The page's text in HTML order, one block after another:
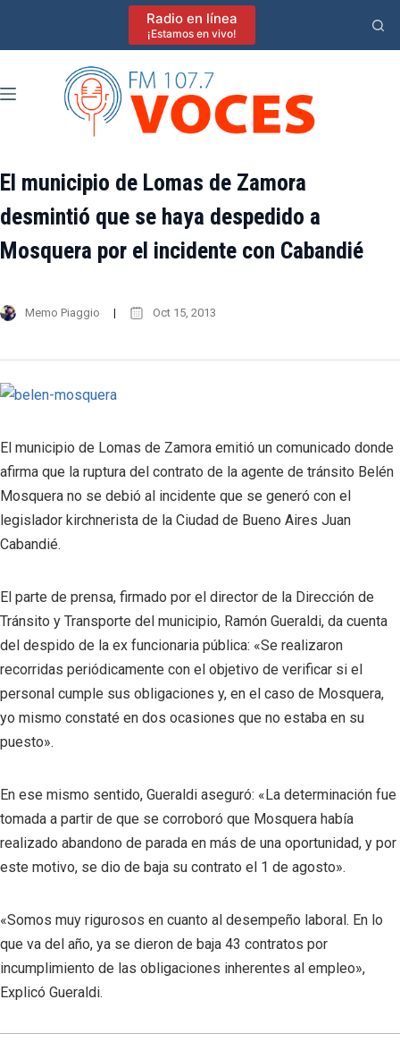
Radio en línea
¡Estamos en vivo!
El municipio de Lomas de Zamora
desmintió que se haya despedido a
Mosquera por el incidente con Cabandié
Memo Piaggio Oct 15, 2013
El municipio de Lomas de Zamora emitió un comunicado donde
afirma que la ruptura del contrato de la agente de tránsito Belén
Mosquera no se debió al incidente que se generó con el
legislador kirchnerista de la Ciudad de Bueno Aires Juan
Cabandié.
El parte de prensa, firmado por el director de la Dirección de
Tránsito y Transporte del municipio, Ramón Gueraldi, da cuenta
del despido de la ex funcionaria pública: «Se realizaron
recorridas periódicamente con el objetivo de verificar si el
personal cumple sus obligaciones y, en el caso de Mosquera,
yo mismo constaté en dos ocasiones que no estaba en su
puesto».
En ese mismo sentido, Gueraldi aseguró: «La determinación fue
tomada a partir de que se corroboró que Mosquera había
realizado abandono de parada en más de una oportunidad, y por
este motivo, se dio de baja su contrato el 1 de agosto».
«Somos muy rigurosos en cuanto al desempeño laboral. En lo
que va del año, ya se dieron de baja 43 contratos por
incumplimiento de las obligaciones inherentes al empleo»,
Explicó Gueraldi.